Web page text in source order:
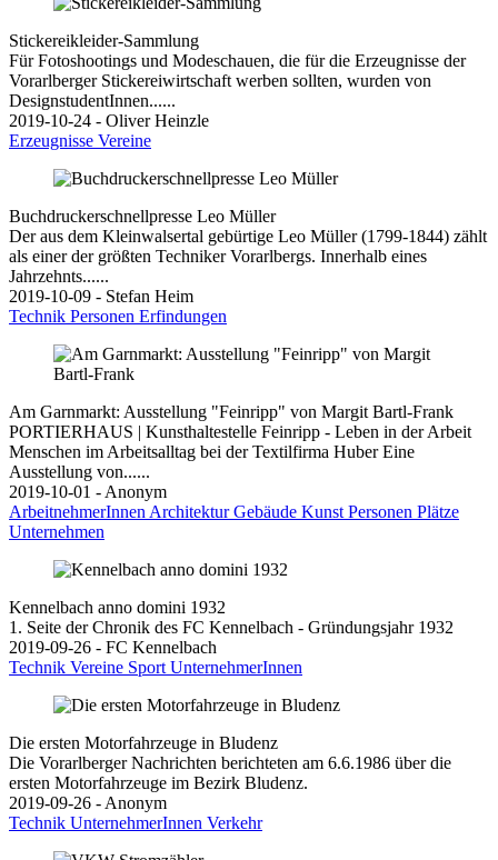
Stickereikleider-Sammlung
Für Fotoshootings und Modeschauen, die für die Erzeugnisse der
Vorarlberger Stickereiwirtschaft werben sollten, wurden von
DesignstudentInnen......
2019-10-24 - Oliver Heinzle
Erzeugnisse Vereine
Buchdruckerschnellpresse Leo Müller
Der aus dem Kleinwalsertal gebürtige Leo Müller (1799-1844) zählt
als einer der größten Techniker Vorarlbergs. Innerhalb eines
Jahrzehnts......
2019-10-09 - Stefan Heim
Technik Personen Erfindungen
Am Garnmarkt: Ausstellung "Feinripp" von Margit Bartl-Frank
PORTIERHAUS | Kunsthaltestelle Feinripp - Leben in der Arbeit
Menschen im Arbeitsalltag bei der Textilfirma Huber Eine
Ausstellung von......
2019-10-01 - Anonym
ArbeitnehmerInnen ArchitekturGebäude Kunst Personen Plätze
Unternehmen
Kennelbach anno domini 1932
1. Seite der Chronik des FC Kennelbach - Gründungsjahr 1932
2019-09-26 - FC Kennelbach
Technik Vereine Sport UnternehmerInnen
Die ersten Motorfahrzeuge in Bludenz
Die Vorarlberger Nachrichten berichteten am 6.6.1986 über die
ersten Motorfahrzeuge im Bezirk Bludenz.
2019-09-26 - Anonym
Technik UnternehmerInnen Verkehr